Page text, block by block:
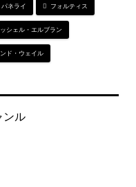
パネライ フォルティス
シェル・エルブラン
ド・ウェイル
ンル